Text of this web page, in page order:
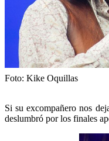
Foto: Kike Oquillas
Si su excompañero nos
deslumbró por los finales